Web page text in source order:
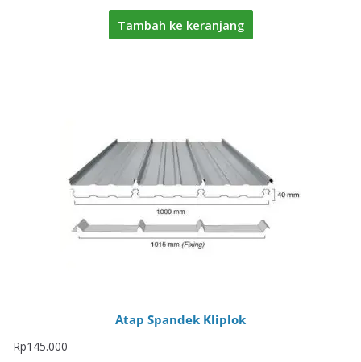
Tambah ke keranjang
Atap Spandek Kliplok
Rp145.000